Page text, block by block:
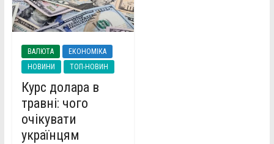
ВАЛЮТА
ЕКОНОМІКА
НОВИНИ
ТОП-НОВИН
Курс долара в
травні: чого
очікувати
українцям